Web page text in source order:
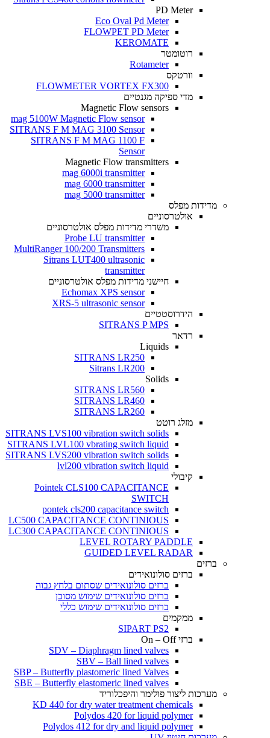
PD Meter
Eco Oval Pd Meter
FLOWPET PD Meter
KEROMATE
רוטומטר
Rotameter
וורטקס
FLOWMETER VORTEX FX300
מדי ספיקה מגנטיים
Magnetic Flow sensors
mag 5100W Magnetic Flow sensor
SITRANS F M MAG 3100 Sensor
SITRANS F M MAG 1100 F
Sensor
Magnetic Flow transmitters
mag 6000i transmitter
mag 6000 transmitter
mag 5000 transmitter
מדידות מפלס
אולטרסוניים
משדרי מדידות מפלס אולטרסוניים
Probe LU transmitter
MultiRanger 100/200 Transmitters
Sitrans LUT400 ultrasonic
transmitter
חיישני מדידות מפלס אולטרסוניים
Echomax XPS sensor
XRS-5 ultrasonic sensor
הידרוסטטיים
SITRANS P MPS
רדאר
Liquids
SITRANS LR250
Sitrans LR200
Solids
SITRANS LR560
SITRANS LR460
SITRANS LR260
מזלג רוטט
SITRANS LVS100 vibration switch solids
SITRANS LVL100 vbrating switch liquid
SITRANS LVS200 vibration switch solids
lvl200 vibration switch liquid
קיבולי
Pointek CLS100 CAPACITANCE
SWITCH
pontek cls200 capacitance switch
LC500 CAPACITANCE CONTINIOUS
LC300 CAPACITANCE CONTINIOUS
LEVEL ROTARY PADDLE
GUIDED LEVEL RADAR
ברזים
ברזים סולונואידים
ברזים סולונואידים שסתום בלחץ גבוה
ברזים סולונואידים שימוש מסוכן
ברזים סולונואידים שימוש כללי
ממקמים
SIPART PS2
ברזי On – Off
SDV – Diaphragm lined valves
SBV – Ball lined valves
SBP – Butterfly plastomeric lined Valves
SBE – Butterfly elastomeric lined valves
מערכות ליצור פולימר והיפכלוריד
KD 440 for dry water treatment chemicals
Polydos 420 for liquid polymer
Polydos 412 for dry and liquid polymer